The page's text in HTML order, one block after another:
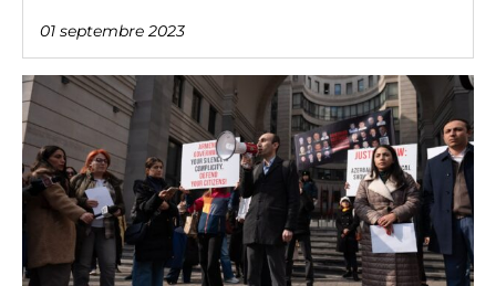
01 septembre 2023